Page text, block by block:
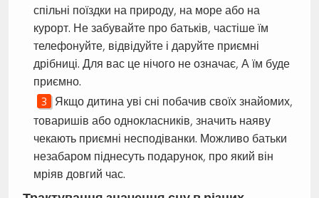
спільні поїздки на природу, на море або на
курорт. Не забувайте про батьків, частіше їм
телефонуйте, відвідуйте і даруйте приємні
дрібниці. Для вас це нічого не означає, А їм буде
приємно.
Якщо дитина уві сні побачив своїх знайомих,
товаришів або однокласників, значить наяву
чекають приємні несподіванки. Можливо батьки
незабаром піднесуть подарунок, про який він
мріяв довгий час.